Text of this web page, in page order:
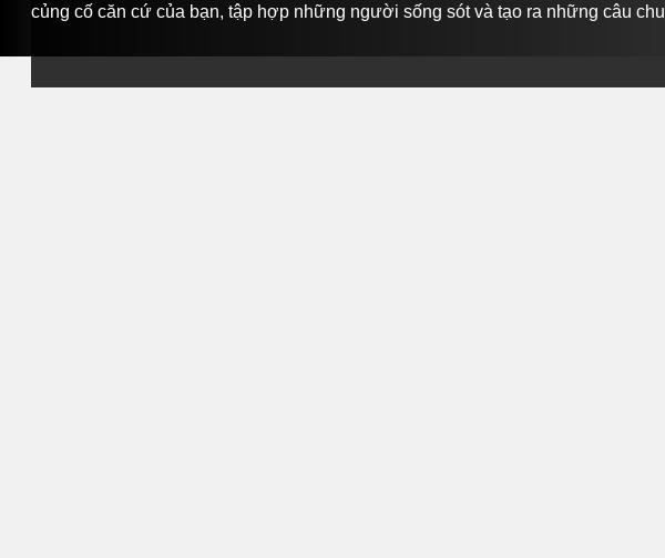
củng cố căn cứ của bạn, tập hợp những người sống sót và tạo ra những câu